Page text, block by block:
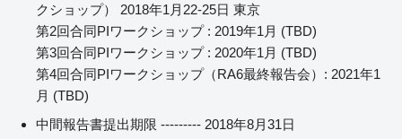
クショップ） 2018年1月22-25日 東京
第2回合同PIワークショップ : 2019年1月 (TBD)
第3回合同PIワークショップ : 2020年1月 (TBD)
第4回合同PIワークショップ（RA6最終報告会）: 2021年1
月 (TBD)
中間報告書提出期限 --------- 2018年8月31日